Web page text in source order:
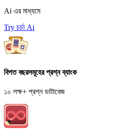
Ai এর মাধ্যমে
Try চর্চা Ai
বিগত বছরসমূহের প্রশ্ন ব্যাংক
১০ লক্ষ+ প্রশ্ন ডাটাবেজ